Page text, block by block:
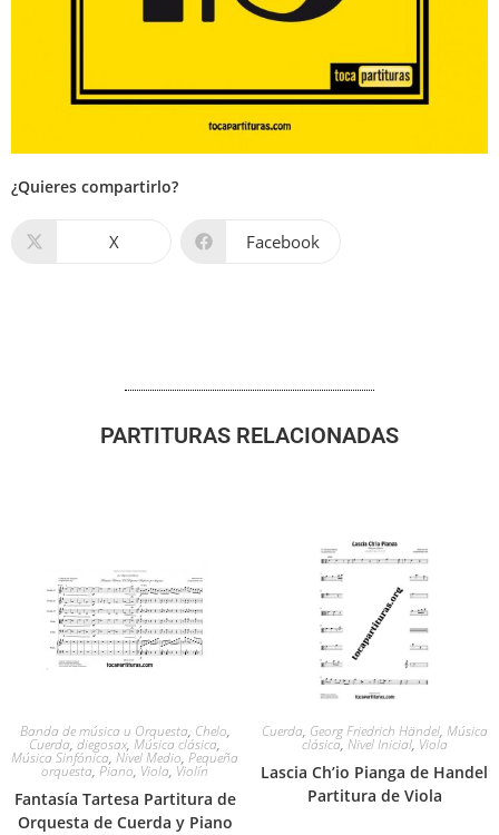
¿Quieres compartirlo?
X Facebook
PARTITURAS RELACIONADAS
Banda de música u Orquesta, Chelo,
Cuerda, diegosax, Música clásica,
Música Sinfónica, Nivel Medio, Pequeña
orquesta, Piano, Viola, Violín
Fantasía Tartesa Partitura de
Orquesta de Cuerda y Piano
Cuerda, Georg Friedrich Händel, Música
clásica, Nivel Inicial, Viola
Lascia Ch’io Pianga de Handel
Partitura de Viola